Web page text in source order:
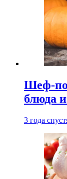
Шеф-
блюда
3 года